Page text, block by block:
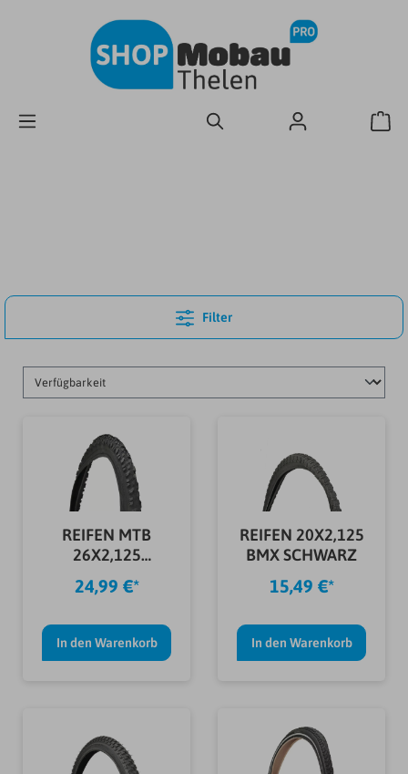
Filter
REIFEN MTB
26X2,125
24,99 €*
In den Warenkorb
REIFEN 20X2,125
BMX SCHWARZ
15,49 €*
In den Warenkorb